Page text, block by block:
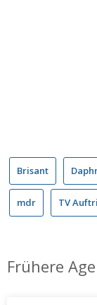
Brisant
mdr TV